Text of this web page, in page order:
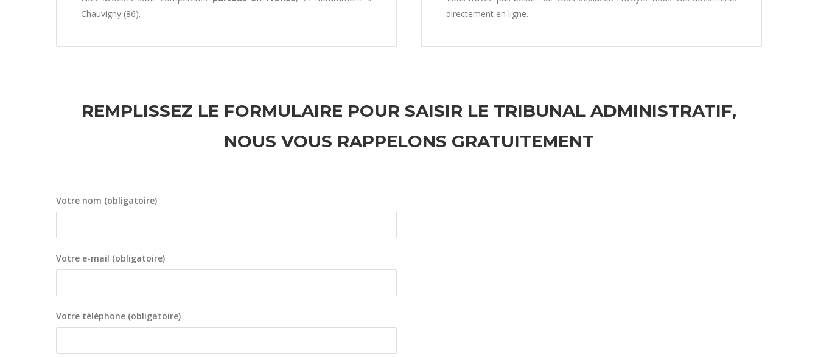
Chauvigny (86).
directement en ligne.
REMPLISSEZ LE FORMULAIRE POUR SAISIR LE TRIBUNAL ADMINISTRATIF,
NOUS VOUS RAPPELONS GRATUITEMENT
Votre nom (obligatoire)
Votre e-mail (obligatoire)
Votre téléphone (obligatoire)